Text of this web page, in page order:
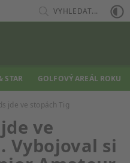
VYHLEDAT...
STAR GOLFOVÝ AREÁL ROKU
jde ve stopách Tig
ve
Vybojoval si